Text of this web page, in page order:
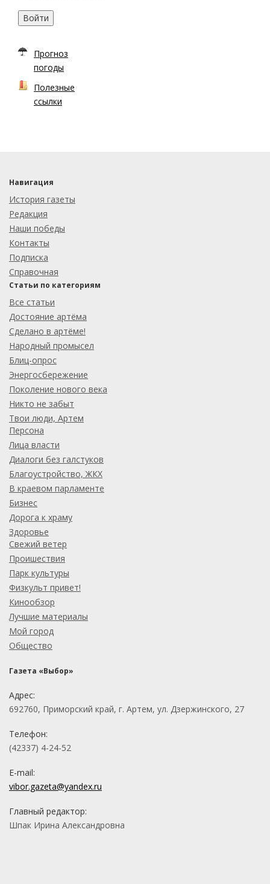
Войти
Прогноз
погоды
Полезные
ссылки
Навигация
История газеты
Редакция
Наши победы
Контакты
Подписка
Справочная
Статьи по категориям
Все статьи
Достояние артёма
Сделано в артёме!
Народный промысел
Блиц-опрос
Энергосбережение
Поколение нового века
Никто не забыт
Твои люди, Артем
Персона
Лица власти
Диалоги без галстуков
Благоустройство, ЖКХ
В краевом парламенте
Бизнес
Дорога к храму
Здоровье
Свежий ветер
Проишествия
Парк культуры
Физкульт привет!
Кинообзор
Лучшие материалы
Мой город
Общество
Газета «Выбор»
Адрес:
692760, Приморский край, г. Артем, ул. Дзержинского, 27
Телефон:
(42337) 4-24-52
E-mail:
vibor.gazeta@yandex.ru
Главный редактор:
Шпак Ирина Александровна